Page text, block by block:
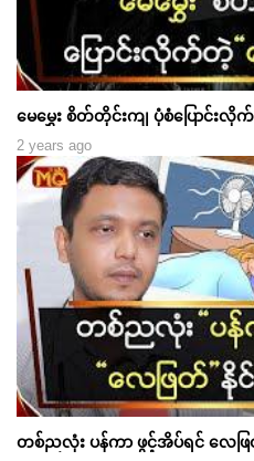
မေမွှေး စိတ်တိုင်းကျ ပုံစံပြောင်း
2 years ago
တစ်ညလုံး ပန်ကာ ဖွင့်အိပ်ရင် လေဖြ